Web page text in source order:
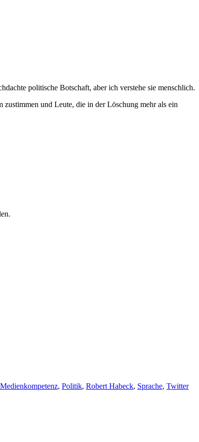
politische Botschaft, aber ich verstehe sie menschlich.
und Leute, die in der Löschung mehr als ein
Medienkompetenz, Politik, Robert Habeck, Sprache, Twitter